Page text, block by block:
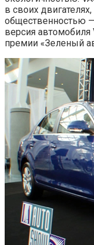
в своих
общественностью
версия
премии «Зеленый